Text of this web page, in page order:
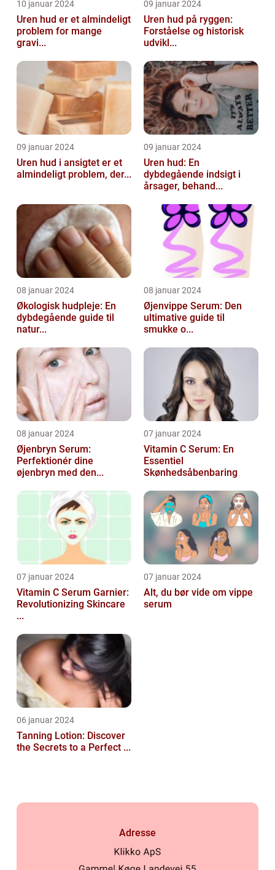
10 januar 2024
Uren hud er et almindeligt
problem for mange
gravi...
09 januar 2024
Uren hud på ryggen:
Forståelse og historisk
udvikl...
09 januar 2024
Uren hud i ansigtet er et
almindeligt problem, der...
09 januar 2024
Uren hud: En
dybdegående indsigt i
årsager, behand...
08 januar 2024
Økologisk hudpleje: En
dybdegående guide til
natur...
08 januar 2024
Øjenvippe Serum: Den
ultimative guide til
smukke o...
08 januar 2024
Øjenbryn Serum:
Perfektionér dine
øjenbryn med den...
07 januar 2024
Vitamin C Serum: En
Essentiel
Skønhedsåbenbaring
07 januar 2024
Vitamin C Serum Garnier:
Revolutionizing Skincare
...
07 januar 2024
Alt, du bør vide om vippe
serum
06 januar 2024
Tanning Lotion: Discover
the Secrets to a Perfect ...
Adresse